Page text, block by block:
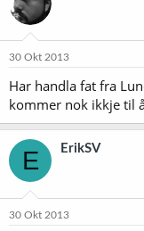
30 Okt 2013
Har handla fat fra
kommer nok ikkje til
E ErikSV
30 Okt 2013